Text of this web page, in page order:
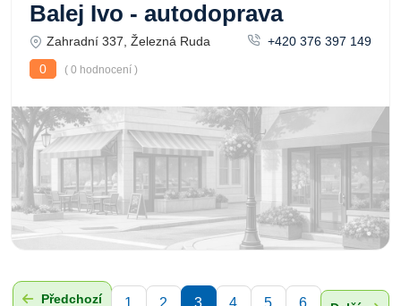
Balej Ivo - autodoprava
Zahradní 337, Železná Ruda
+420 376 397 149
0
( 0 hodnocení )
Předchozí 1 2 3 4 5 6